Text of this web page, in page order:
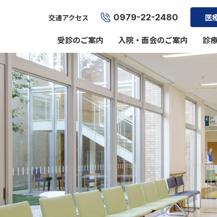
交通アクセス 0979-22-2480 医
受診のご案内 入院・面会のご案内 診